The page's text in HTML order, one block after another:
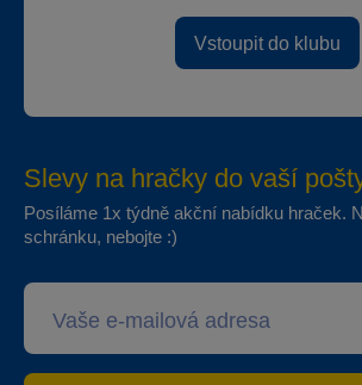
Vstoupit do klubu
Slevy na hračky do vaší
Posíláme 1x týdně akční nabídku hraček.
schránku, nebojte :)